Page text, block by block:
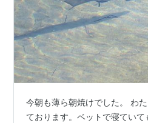
今朝も薄ら朝焼けでした。 わ
ております。ベットで寝てい